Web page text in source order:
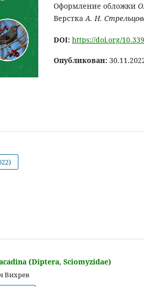
Оформление обложки
ВерсткаА. Н.
DOI: https://doi.org/
Опубликован:
(Diptera, Sciomyzidae)
Вихрев